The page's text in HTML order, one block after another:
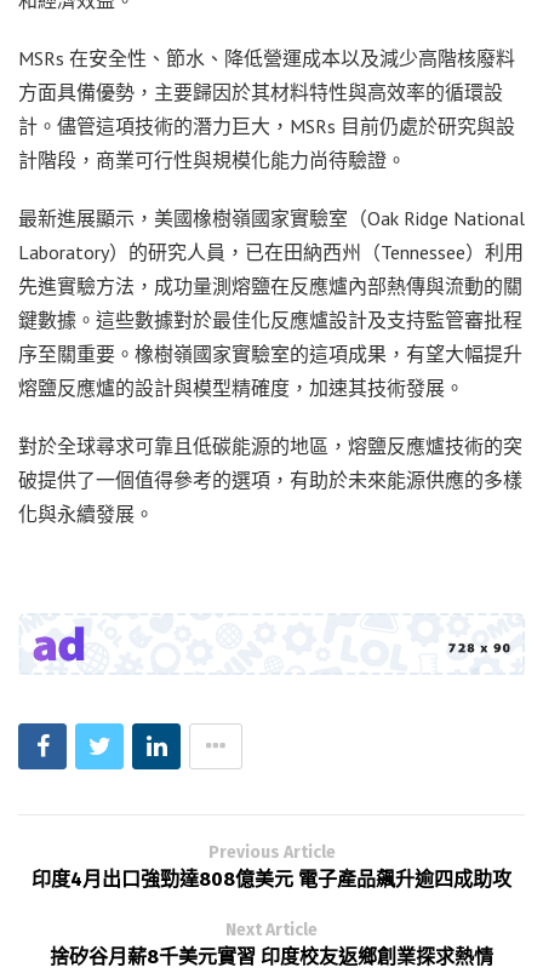
MSRs 在安全性、節水、降低營運成本以及減少高階核廢料
方面具備優勢，主要歸因於其材料特性與高效率的循環設
計。儘管這項技術的潛力巨大，MSRs 目前仍處於研究與設
計階段，商業可行性與規模化能力尚待驗證。
最新進展顯示，美國橡樹嶺國家實驗室（Oak Ridge National
Laboratory）的研究人員，已在田納西州（Tennessee）利用
先進實驗方法，成功量測熔鹽在反應爐內部熱傳與流動的關
鍵數據。這些數據對於最佳化反應爐設計及支持監管審批程
序至關重要。橡樹嶺國家實驗室的這項成果，有望大幅提升
熔鹽反應爐的設計與模型精確度，加速其技術發展。
對於全球尋求可靠且低碳能源的地區，熔鹽反應爐技術的突
破提供了一個值得參考的選項，有助於未來能源供應的多樣
化與永續發展。
Previous Article
印度4月出口強勁達808億美元 電子產品飆升逾四成助攻
Next Article
捨矽谷月薪8千美元實習 印度校友返鄉創業探求熱情